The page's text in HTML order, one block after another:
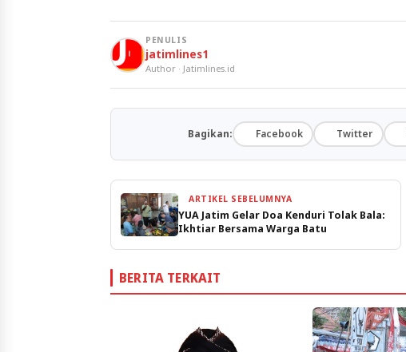
PENULIS
jatimlines1
Author · Jatimlines.id
Bagikan: Facebook Twitter
ARTIKEL SEBELUMNYA
YUA Jatim Gelar Doa Kenduri Tolak Bala:
Ikhtiar Bersama Warga Batu
BERITA TERKAIT